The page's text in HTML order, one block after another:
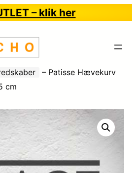
– klik her
– Patisse Hævekurv
cm